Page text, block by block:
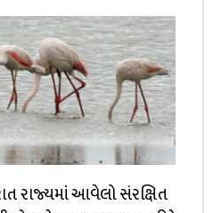
રાજ્યમાં આવેલો સંરક્ષિત